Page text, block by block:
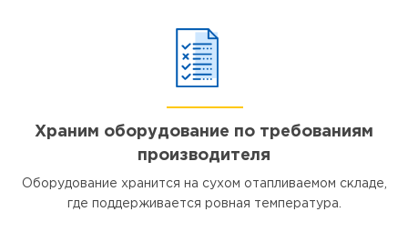
Храним оборудование по требованиям
производителя
Оборудование хранится на сухом отапливаемом складе,
где поддерживается ровная температура.